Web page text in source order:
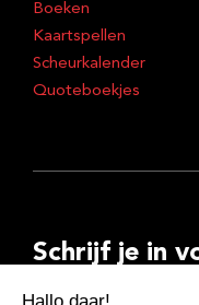
Boeken
Kaartspellen
Scheurkalender
Quoteboekjes
Schrijf je in